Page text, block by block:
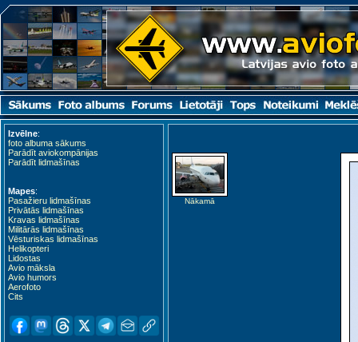
Izvēlne:
foto albuma sākums
Parādīt aviokompānijas
Parādīt lidmašīnas
Mapes:
Pasažieru lidmašīnas
Privātās lidmašīnas
Kravas lidmašīnas
Militārās lidmašīnas
Vēsturiskas lidmašīnas
Helikopteri
Lidostas
Avio māksla
Avio humors
Aerofoto
Cits
Nākamā